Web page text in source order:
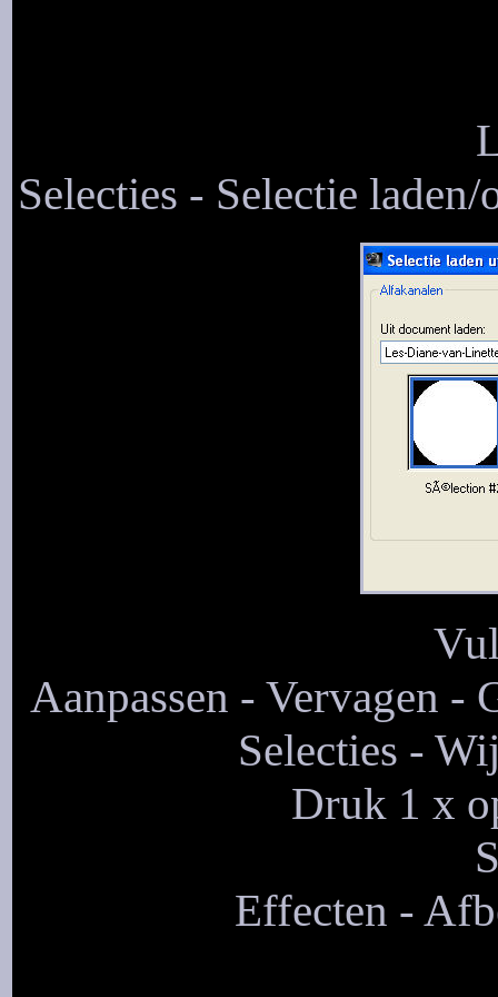
Selecties - Selectie
Aanpassen - Vervagen -
Selecties -
Druk 1 x
Effecten -